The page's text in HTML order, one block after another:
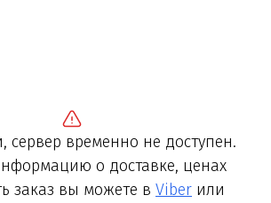
сервер временно не доступен.
о доставке, ценах
заказ вы можете в Viber или